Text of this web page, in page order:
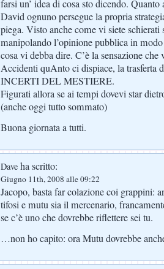
farsi un’ idea di cosa sto dicendo.
David ognuno persegue la propria
piega. Visto anche come vi siete schierati
manipolando l’opinione pubblica in
cosa vi debba dire. C’è la sensazione
Accidenti quAnto ci dispiace, la trasferta
INCERTI DEL MESTIERE.
Figurati allora se ai tempi dovevi star
(anche oggi tutto sommato)
Buona giornata a tutti.
Dave ha scritto:
Giugno 11th, 2008 alle 09:22
Jacopo, basta far colazione coi grappini:
tifosi e mutu sia il mercenario,
se c’è uno che dovrebbe riflettere sei tu.
…non ho capito: ora Mutu dovrebbe